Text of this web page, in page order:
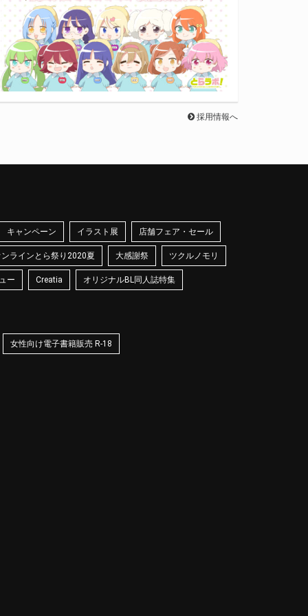
採用情報へ
キャンペーン イラスト展 店舗フェア・セール
ラインとら祭り2020夏 大感謝祭 ツクルノモリ
ー Creatia オリジナルBL同人誌特集
女性向け電子書籍販売 R-18